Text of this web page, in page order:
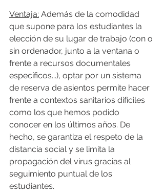
Ventaja: Además de la comodidad
que supone para los estudiantes la
elección de su lugar de trabajo (con o
sin ordenador, junto a la ventana o
frente a recursos documentales
específicos...), optar por un sistema
de reserva de asientos permite hacer
frente a contextos sanitarios difíciles
como los que hemos podido
conocer en los últimos años. De
hecho, se garantiza el respeto de la
distancia social y se limita la
propagación del virus gracias al
seguimiento puntual de los
estudiantes.